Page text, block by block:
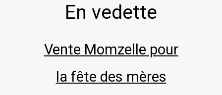
En vedette
Vente Momzelle pour
la fête des mères